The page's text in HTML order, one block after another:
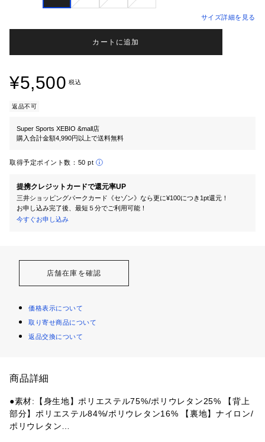
サイズ詳細を見る
カートに追加
¥5,500 税込
返品不可
Super Sports XEBIO &mall店
購入合計金額4,990円以上で送料無料
取得予定ポイント数： 50 pt
提携クレジットカードで還元率UP
三井ショッピングパークカード《セゾン》なら更に¥100につき1pt還元！
お申し込み完了後、最短５分でご利用可能！
今すぐお申し込み
店舗在庫を確認
価格表示について
取り寄せ商品について
返品交換について
商品詳細
●素材:【身生地】ポリエステル75%/ポリウレタン25% 【背上
部分】ポリエステル84%/ポリウレタン16% 【裏地】ナイロン/
ポリウレタン